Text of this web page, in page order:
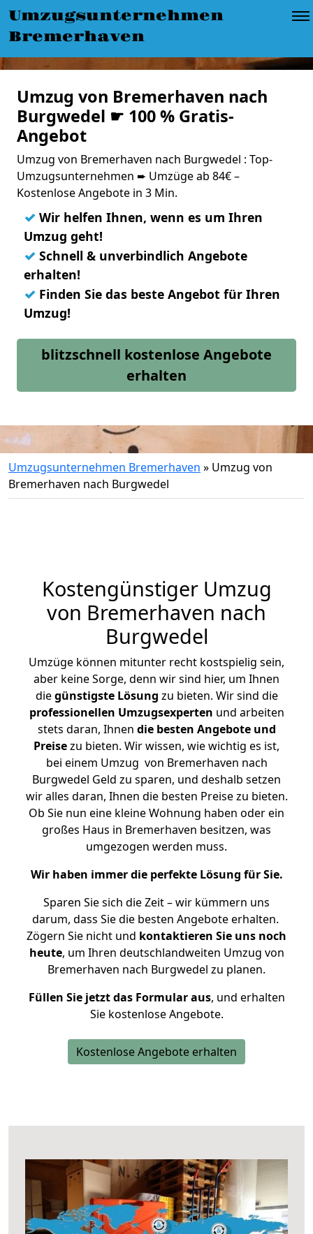
Umzugsunternehmen
Bremerhaven
Umzug von Bremerhaven nach
Burgwedel ☛ 100 % Gratis-
Angebot
Umzug von Bremerhaven nach Burgwedel : Top-
Umzugsunternehmen ➨ Umzüge ab 84€ –
Kostenlose Angebote in 3 Min.
✓ Wir helfen Ihnen, wenn es um Ihren
Umzug geht!
✓ Schnell & unverbindlich Angebote
erhalten!
✓ Finden Sie das beste Angebot für Ihren
Umzug!
blitzschnell kostenlose Angebote
erhalten
Umzugsunternehmen Bremerhaven » Umzug von
Bremerhaven nach Burgwedel
Kostengünstiger Umzug
von Bremerhaven nach
Burgwedel
Umzüge können mitunter recht kostspielig sein,
aber keine Sorge, denn wir sind hier, um Ihnen
diegünstigste Lösung zu bieten. Wir sind die
professionellen Umzugsexperten und arbeiten
stets daran, Ihnen die besten Angebote und
Preisezu bieten. Wir wissen, wie wichtig es ist,
bei einem Umzug von Bremerhaven nach
Burgwedel Geld zu sparen, und deshalb setzen
wir alles daran, Ihnen die besten Preise zu bieten.
Ob Sie nun eine kleine Wohnung haben oder ein
großes Haus in Bremerhaven besitzen, was
umgezogen werden muss.
Wir haben immer die perfekte Lösung für Sie.
Sparen Sie sich die Zeit – wir kümmern uns
darum, dass Sie die besten Angebote erhalten.
Zögern Sie nicht und kontaktieren Sie uns noch
heute, um Ihren deutschlandweiten Umzug von
Bremerhaven nach Burgwedel zu planen.
Füllen Sie jetzt das Formular aus, und erhalten
Sie kostenlose Angebote.
Kostenlose Angebote erhalten